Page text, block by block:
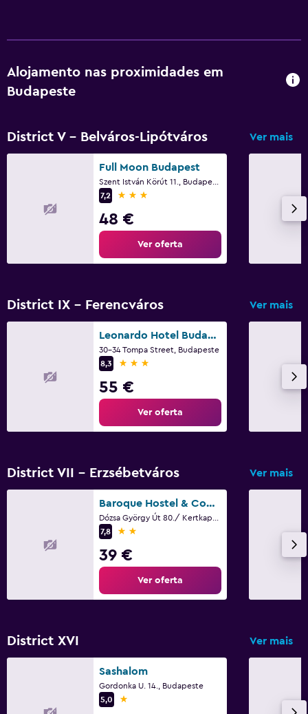
Alojamento nas proximidades em
Budapeste
District V - Belváros-Lipótváros Ver mais
Full Moon Budapest
7,2
3 estrelas
48 €
Ver oferta
District IX - Ferencváros Ver mais
Leonardo Hotel Budapest
30-34 Tompa Street, Budapeste
8,3
3 estrelas
55 €
Ver oferta
District VII - Erzsébetváros Ver mais
Baroque Hostel & Coworking
7,8
2 estrelas
39 €
Ver oferta
District XVI Ver mais
Sashalom
Gordonka U. 14., Budapeste
5,0
1 estrela